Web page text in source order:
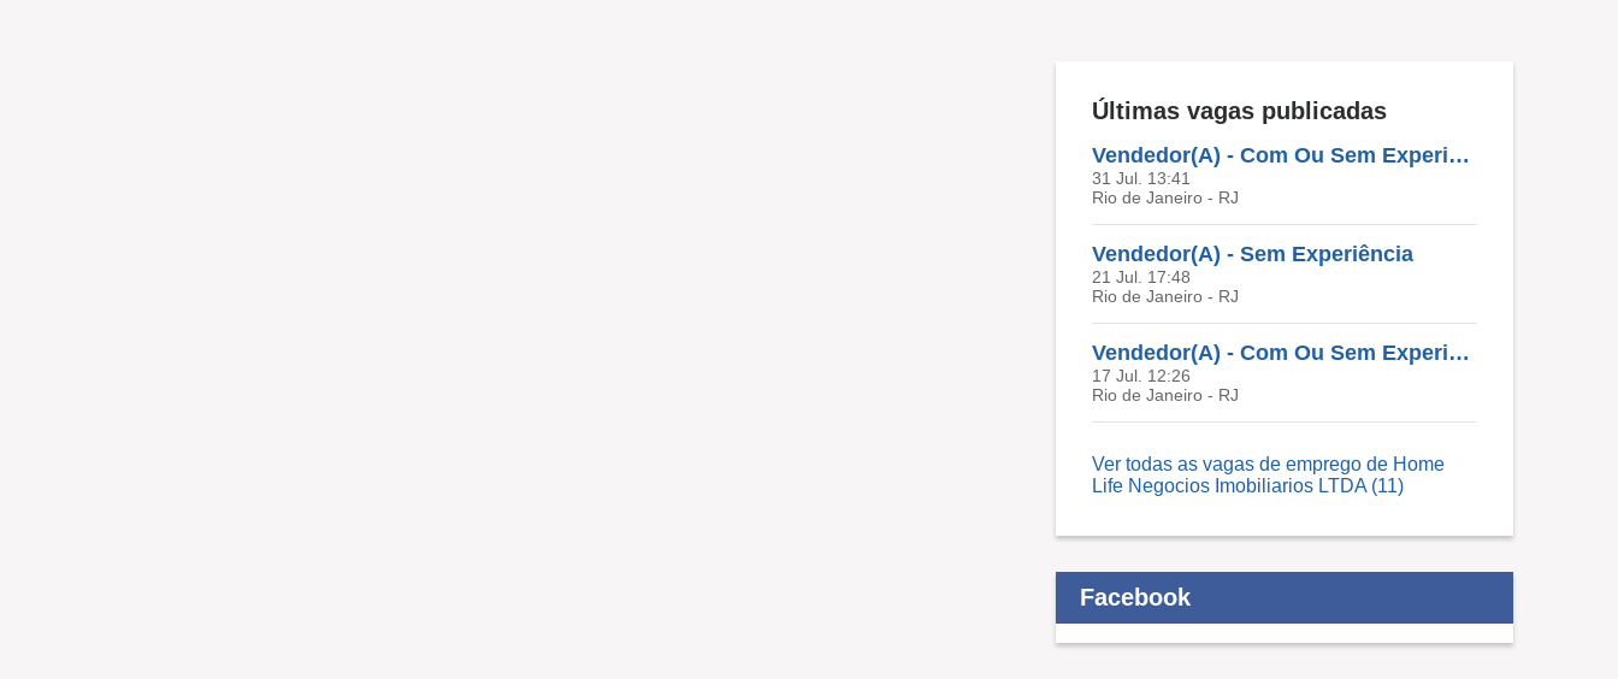
Últimas vagas publicadas
Vendedor(A) - Com Ou Sem Experiência
31 Jul. 13:41
Rio de Janeiro - RJ
Vendedor(A) - Sem Experiência
21 Jul. 17:48
Rio de Janeiro - RJ
Vendedor(A) - Com Ou Sem Experiência
17 Jul. 12:26
Rio de Janeiro - RJ
Ver todas as vagas de emprego de Home
Life Negocios Imobiliarios LTDA (11)
Facebook